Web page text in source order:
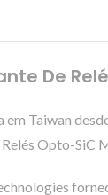
De
em Taiwan
Opto-SiC